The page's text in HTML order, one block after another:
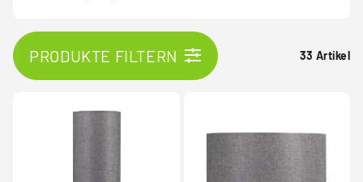
PRODUKTE FILTERN 33 Artikel